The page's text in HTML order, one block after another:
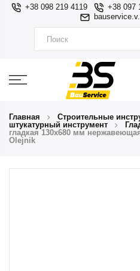
+38 098 219 4119 +38 097
Главная Строительные
штукатурный инструмент
гладкая 130х680 мм
Olejnik